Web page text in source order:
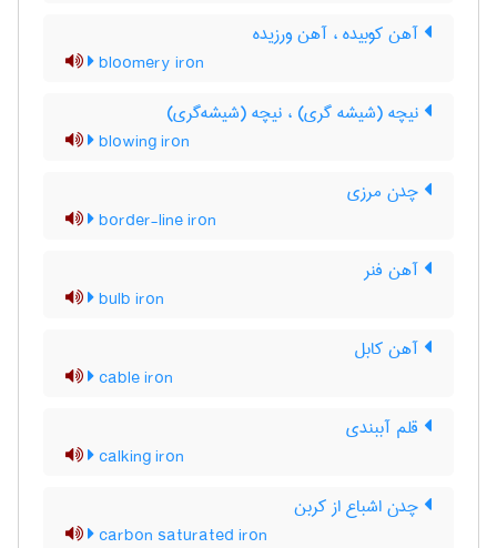
آهن کوبیده ، آهن ورزیده
bloomery iron
نیچه (شیشه گری) ، نیچه (شیشه‌گری)
blowing iron
چدن مرزی
border-line iron
آهن فنر
bulb iron
آهن کابل
cable iron
قلم آببندی
calking iron
چدن اشباع از کربن
carbon saturated iron